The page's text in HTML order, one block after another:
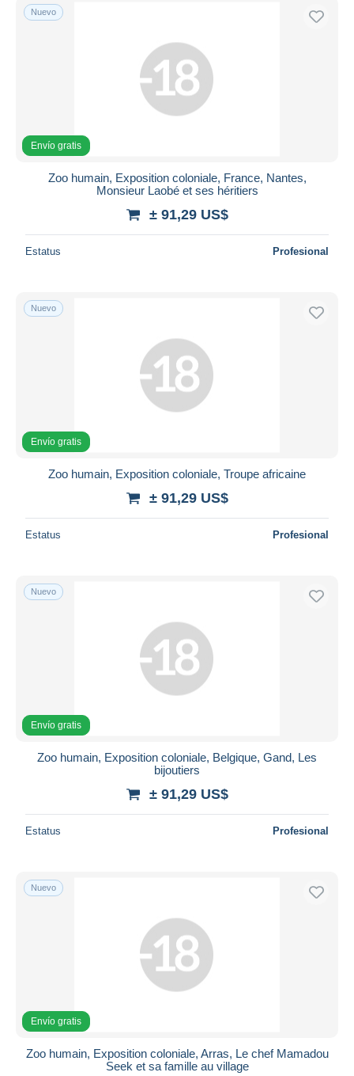
Nuevo
Envío gratis
Zoo humain, Exposition coloniale, France, Nantes,
Monsieur Laobé et ses héritiers
± 91,29 US$
Estatus Profesional
Nuevo
Envío gratis
Zoo humain, Exposition coloniale, Troupe africaine
± 91,29 US$
Estatus Profesional
Nuevo
Envío gratis
Zoo humain, Exposition coloniale, Belgique, Gand, Les
bijoutiers
± 91,29 US$
Estatus Profesional
Nuevo
Envío gratis
Zoo humain, Exposition coloniale, Arras, Le chef Mamadou
Seek et sa famille au village